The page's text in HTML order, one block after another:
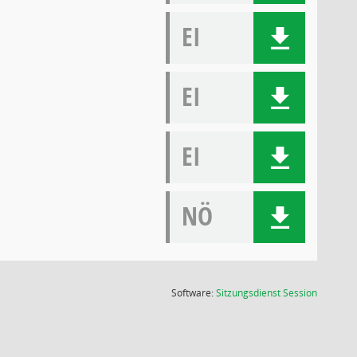
EI
EI
EI
NÖ
Software:SitzungsdienstSession(Wird in